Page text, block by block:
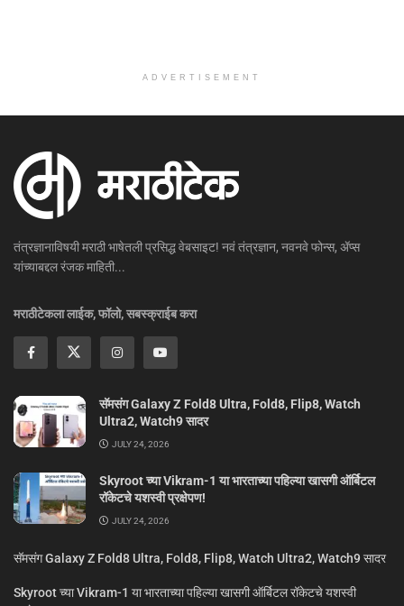
ADVERTISEMENT
तंत्रज्ञानाविषयी मराठी भाषेतली प्रसिद्ध वेबसाइट! नवं तंत्रज्ञान, नवनवे फोन्स, ॲप्स
यांच्याबद्दल रंजक माहिती...
मराठीटेकला लाईक, फॉलो, सबस्क्राईब करा
सॅमसंग Galaxy Z Fold8 Ultra, Fold8, Flip8, Watch
Ultra2, Watch9 सादर
JULY 24, 2026
Skyroot च्या Vikram-1 या भारताच्या पहिल्या खासगी ऑर्बिटल
रॉकेटचे यशस्वी प्रक्षेपण!
JULY 24, 2026
सॅमसंग Galaxy Z Fold8 Ultra, Fold8, Flip8, Watch Ultra2, Watch9 सादर
Skyroot च्या Vikram-1 या भारताच्या पहिल्या खासगी ऑर्बिटल रॉकेटचे यशस्वी